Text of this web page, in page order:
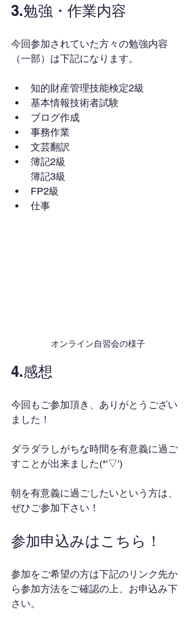
3.勉強・作業内容
今回参加されていた方々の勉強内容
（一部）は下記になります。
知的財産管理技能検定2級
基本情報技術者試験
ブログ作成
事務作業
文芸翻訳
簿記2級
簿記3級
FP2級
仕事
オンライン自習会の様子
4.感想
今回もご参加頂き、ありがとうござい
ました！
ダラダラしがちな時間を有意義に過ご
すことが出来ました(*'▽')
朝を有意義に過ごしたいという方は、
ぜひご参加下さい！
参加申込みはこちら！
参加をご希望の方は下記のリンク先か
ら参加方法をご確認の上、お申込み下
さい。